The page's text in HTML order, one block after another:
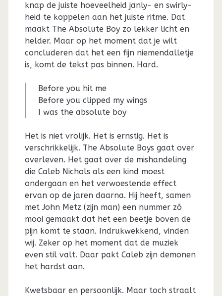
knap de juiste hoeveelheid janly- en swirly-
heid te koppelen aan het juiste ritme. Dat
maakt The Absolute Boy zo lekker licht en
helder. Maar op het moment dat je wilt
concluderen dat het een fijn niemendalletje
is, komt de tekst pas binnen. Hard.
Before you hit me
Before you clipped my wings
I was the absolute boy
Het is niet vrolijk. Het is ernstig. Het is
verschrikkelijk. The Absolute Boys gaat over
overleven. Het gaat over de mishandeling
die Caleb Nichols als een kind moest
ondergaan en het verwoestende effect
ervan op de jaren daarna. Hij heeft, samen
met John Metz (zijn man) een nummer zó
mooi gemaakt dat het een beetje boven de
pijn komt te staan. Indrukwekkend, vinden
wij. Zeker op het moment dat de muziek
even stil valt. Daar pakt Caleb zijn demonen
het hardst aan.
Kwetsbaar en persoonlijk. Maar toch straalt